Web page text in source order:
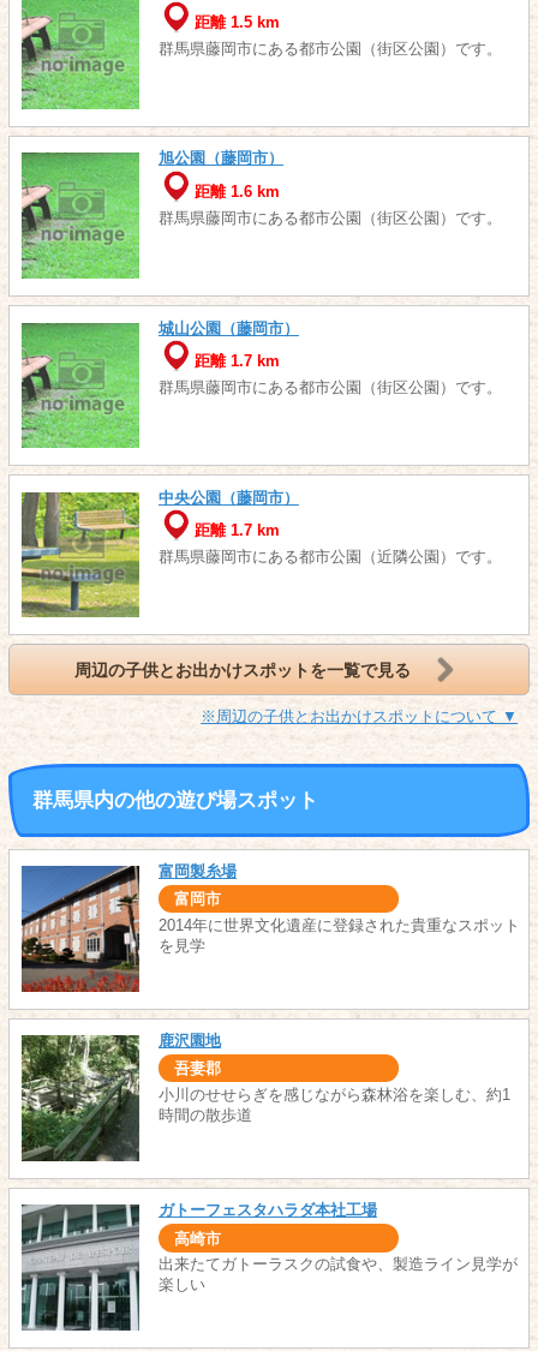
距離 1.5 km
群馬県藤岡市にある都市公園（街区公園）です。
旭公園（藤岡市）
距離 1.6 km
群馬県藤岡市にある都市公園（街区公園）です。
城山公園（藤岡市）
距離 1.7 km
群馬県藤岡市にある都市公園（街区公園）です。
中央公園（藤岡市）
距離 1.7 km
群馬県藤岡市にある都市公園（近隣公園）です。
周辺の子供とお出かけスポットを一覧で見る
※周辺の子供とお出かけスポットについて ▼
群馬県内の他の遊び場スポット
富岡製糸場
富岡市
2014年に世界文化遺産に登録された貴重なスポット
を見学
鹿沢園地
吾妻郡
小川のせせらぎを感じながら森林浴を楽しむ、約1
時間の散歩道
ガトーフェスタハラダ本社工場
高崎市
出来たてガトーラスクの試食や、製造ライン見学が
楽しい